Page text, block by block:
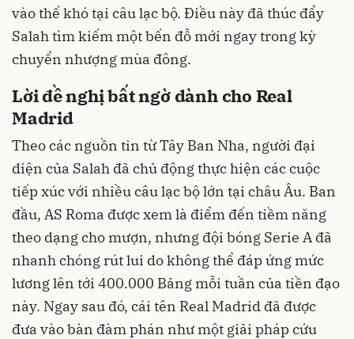
vào thế khó tại câu lạc bộ. Điều này đã thúc đẩy
Salah tìm kiếm một bến đỗ mới ngay trong kỳ
chuyển nhượng mùa đông.
Lời đề nghị bất ngờ dành cho Real
Madrid
Theo các nguồn tin từ Tây Ban Nha, người đại
diện của Salah đã chủ động thực hiện các cuộc
tiếp xúc với nhiều câu lạc bộ lớn tại châu Âu. Ban
đầu, AS Roma được xem là điểm đến tiềm năng
theo dạng cho mượn, nhưng đội bóng Serie A đã
nhanh chóng rút lui do không thể đáp ứng mức
lương lên tới 400.000 Bảng mỗi tuần của tiền đạo
này. Ngay sau đó, cái tên Real Madrid đã được
đưa vào bàn đàm phán như một giải pháp cứu